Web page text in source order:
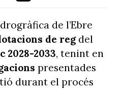
de l’Ebre
de regdel
2028-2033, tenint en
presentades
durant el procés